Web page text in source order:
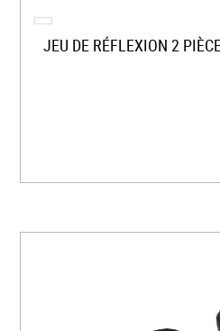
JEU DE RÉFLEXION 2